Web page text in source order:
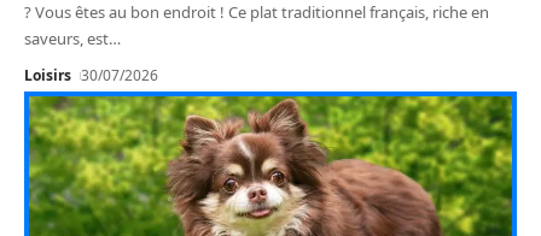
? Vous êtes au bon endroit ! Ce plat traditionnel français, riche en
saveurs, est…
Loisirs 30/07/2026